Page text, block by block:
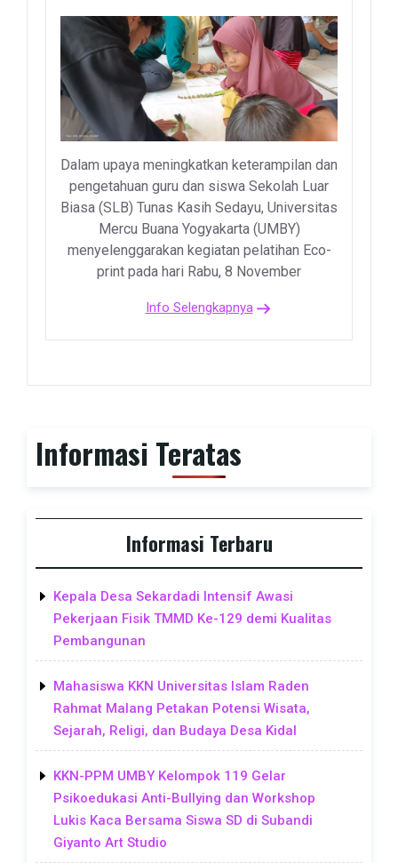
Dalam upaya meningkatkan keterampilan dan
pengetahuan guru dan siswa Sekolah Luar
Biasa (SLB) Tunas Kasih Sedayu, Universitas
Mercu Buana Yogyakarta (UMBY)
menyelenggarakan kegiatan pelatihan Eco-
print pada hari Rabu, 8 November
Info Selengkapnya
Informasi Teratas
Informasi Terbaru
Kepala Desa Sekardadi Intensif Awasi
Pekerjaan Fisik TMMD Ke-129 demi Kualitas
Pembangunan
Mahasiswa KKN Universitas Islam Raden
Rahmat Malang Petakan Potensi Wisata,
Sejarah, Religi, dan Budaya Desa Kidal
KKN-PPM UMBY Kelompok 119 Gelar
Psikoedukasi Anti-Bullying dan Workshop
Lukis Kaca Bersama Siswa SD di Subandi
Giyanto Art Studio